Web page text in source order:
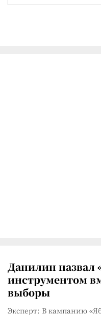
Данилин назвал
инструментом
выборы
Эксперт: В кампанию